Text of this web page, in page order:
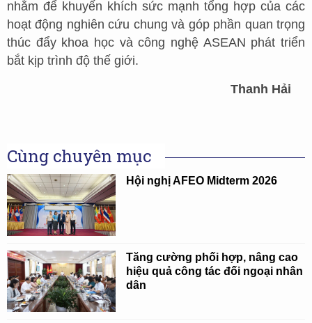
nhằm để khuyến khích sức mạnh tổng hợp của các
hoạt động nghiên cứu chung và góp phần quan trọng
thúc đẩy khoa học và công nghệ ASEAN phát triển
bắt kịp trình độ thế giới.
Thanh Hải
Cùng chuyên mục
Hội nghị AFEO Midterm 2026
Tăng cường phối hợp, nâng cao
hiệu quả công tác đối ngoại nhân
dân